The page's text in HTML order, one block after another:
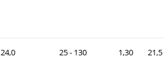
24,0 25 - 130 1,30 21,5